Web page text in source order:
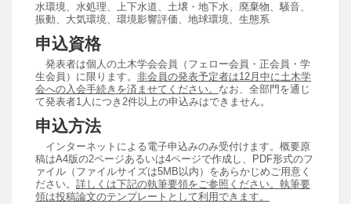
水環境、水処理、上下水道、土壌・地下水、廃棄物、騒音、
振動、大気環境、環境影響評価、地球環境、生態系
申込資格
発表者は個人の土木学会会員（フェロー会員・正会員・学
生会員）に限ります。 非会員の発表予定者は12月中に土木学
会への入会手続きを済ませてください。 なお、全部門を通じ
て発表者1人につき2件以上の申込みはできません。
申込方法
インターネットによる電子申込みのみ受付けます。概要原
稿はA4版の2ページあるいは4ページで作成し、PDF形式のフ
ァイル（ファイルサイズは5MB以内）をあらかじめご用意く
ださい。 詳しくは下記の執筆要領をご参照ください。執筆要
領は投稿論文のテンプレートとして利用できます。